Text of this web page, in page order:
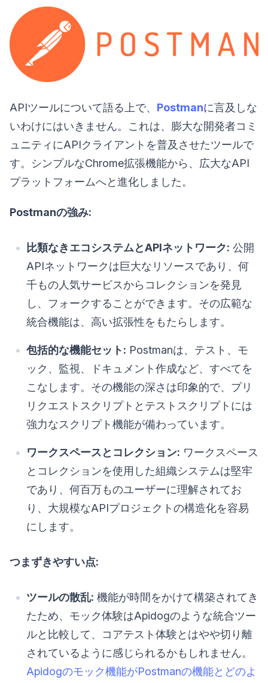
APIツールについて語る上で、 Postmanに言及しな
いわけにはいきません。これは、膨大な開発者コミ
ュニティにAPIクライアントを普及させたツールで
す。シンプルなChrome拡張機能から、広大なAPI
プラットフォームへと進化しました。
Postmanの強み:
比類なきエコシステムとAPIネットワーク: 公開
APIネットワークは巨大なリソースであり、何
千もの人気サービスからコレクションを発見
し、フォークすることができます。その広範な
統合機能は、高い拡張性をもたらします。
包括的な機能セット: Postmanは、テスト、モ
ック、監視、ドキュメント作成など、すべてを
こなします。その機能の深さは印象的で、プリ
リクエストスクリプトとテストスクリプトには
強力なスクリプト機能が備わっています。
ワークスペースとコレクション: ワークスペース
とコレクションを使用した組織システムは堅牢
であり、何百万ものユーザーに理解されてお
り、大規模なAPIプロジェクトの構造化を容易
にします。
つまずきやすい点:
ツールの散乱: 機能が時間をかけて構築されてき
たため、モック体験はApidogのような統合ツー
ルと比較して、コアテスト体験とはやや切り離
されているように感じられるかもしれません。
Apidogのモック機能がPostmanの機能とどのよ